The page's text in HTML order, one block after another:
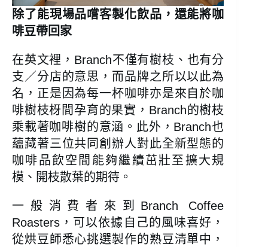
除了能現場品嚐客製化飲品，還能將咖
啡豆帶回家
在英文裡，Branch不僅有樹枝、也有分
支／分店的意思，而品牌之所以以此為
名，正是因為每一杯咖啡亦是來自於咖
啡樹枝枒間孕育的果實，Branch的樹枝
乘載著咖啡樹的意涵。此外，Branch也
蘊藏著三位共同創辦人對此全新型態的
咖啡品飲空間能夠繼續茁壯至擴大規
模、開枝散葉的期待。
一般消費者來到Branch Coffee
Roasters，可以依據自己的風味喜好，
從烘豆師悉心挑選製作的熟豆清單中，